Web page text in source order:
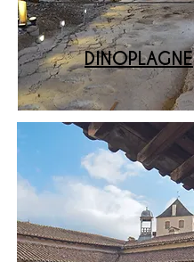
DINOPLAGNE